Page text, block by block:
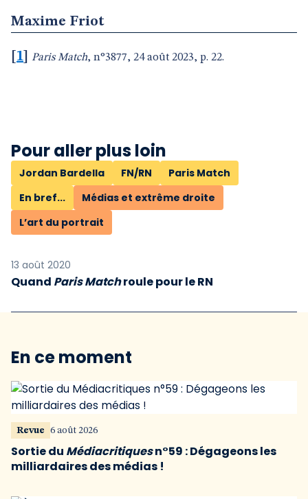
Maxime Friot
1 Paris Match, n°3877, 24 août 2023, p. 22.
Pour aller plus loin
Jordan Bardella FN/RN
Paris Match
En bref...
Médias et extrême droite
L’art du portrait
13 août 2020
Quand Paris Matchroule pour le RN
En ce moment
Revue 6 août 2026
Sortie du Médiacritiquesn°59 : Dégageons les
milliardaires des médias !